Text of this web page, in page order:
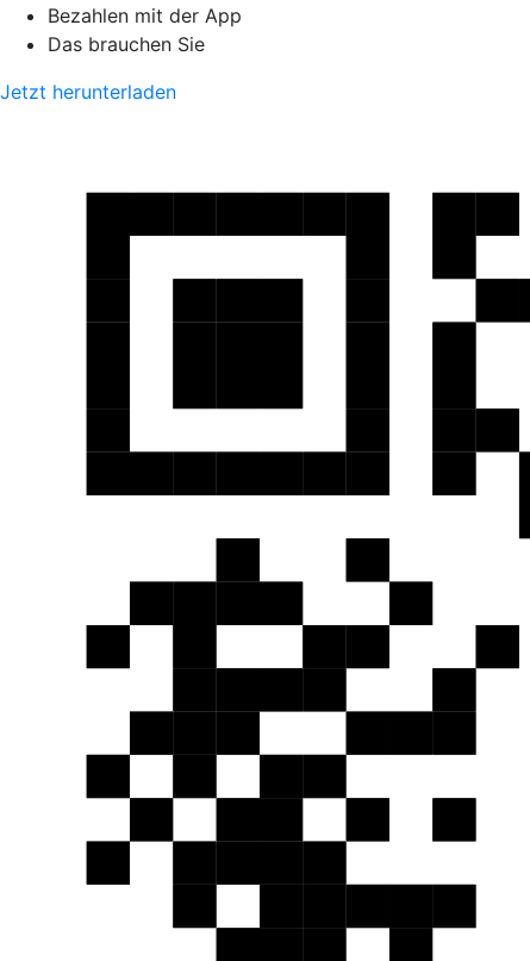
Bezahlen mit der App
Das brauchen Sie
Jetzt herunterladen